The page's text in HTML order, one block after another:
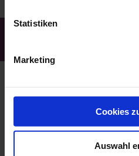
Statistiken
Marketing
Cookies
Auswahl
Kontakt
Trauerhilfe